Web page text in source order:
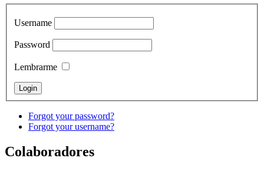
Username
Password
Lembrarme
Forgot your password?
Forgot your username?
Colaboradores